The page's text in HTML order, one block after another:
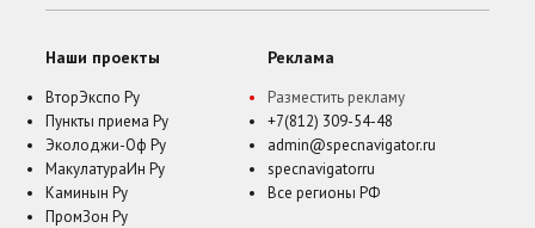
Наши проекты
ВторЭкспо Ру
Пункты приема Ру
Эколоджи-Оф Ру
МакулатураИн Ру
Каминын Ру
ПромЗон Ру
Реклама
Разместить рекламу
+7(812) 309-54-48
admin@specnavigator.ru
specnavigatorru
Все регионы РФ